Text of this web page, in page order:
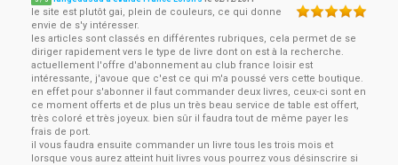
le site est plutôt gai, plein de couleurs, ce qui donne
envie de s'y intéresser.
les articles sont classés en différentes rubriques, cela permet de se
diriger rapidement vers le type de livre dont on est à la recherche.
actuellement l'offre d'abonnement au club france loisir est
intéressante, j'avoue que c'est ce qui m'a poussé vers cette boutique.
en effet pour s'abonner il faut commander deux livres, ceux-ci sont en
ce moment offerts et de plus un très beau service de table est offert,
très coloré et très joyeux. bien sûr il faudra tout de même payer les
frais de port.
il vous faudra ensuite commander un livre tous les trois mois et
lorsque vous aurez atteint huit livres vous pourrez vous désinscrire si